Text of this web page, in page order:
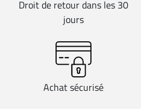
Droit de retour dans les 30
jours
Achat sécurisé